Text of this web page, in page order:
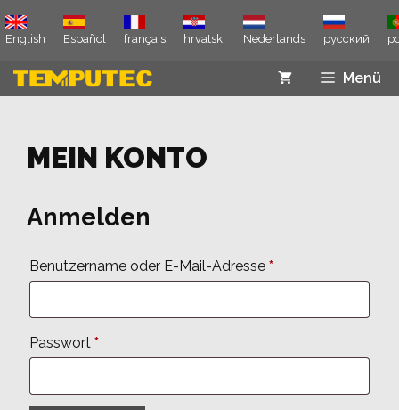
Inhalt
English Español français hrvatski Nederlands русский
Menü
MEIN KONTO
Anmelden
Benutzername oder E-Mail-Adresse *Erforderlich
Passwort *Erforderlich